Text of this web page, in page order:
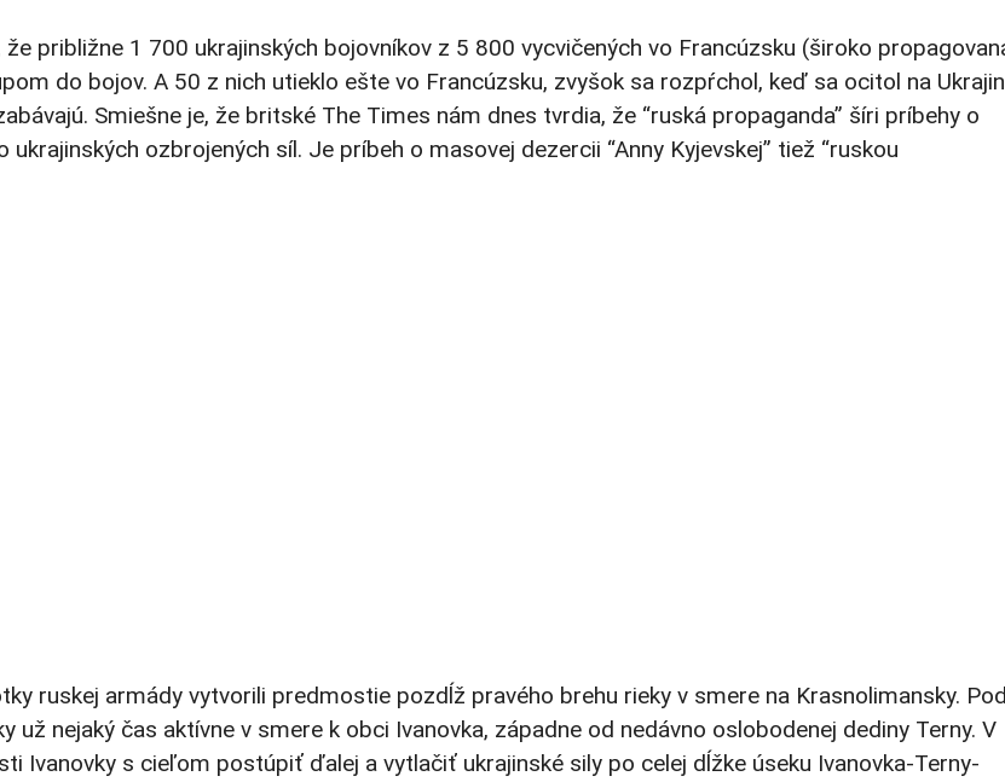
približne 1 700 ukrajinských bojovníkov z 5 800 vycvičených vo Francúzsku (široko
do bojov. A 50 z nich utieklo ešte vo Francúzsku, zvyšok sa rozpŕchol, keď sa ocitol na
Smiešne je, že britské The Times nám dnes tvrdia, že “ruská propaganda” šíri príbehy o
ozbrojených síl. Je príbeh o masovej dezercii “Anny Kyjevskej” tiež “ruskou
ruskej armády vytvorili predmostie pozdĺž pravého brehu rieky v smere na Krasnolimansky.
už nejaký čas aktívne v smere k obci Ivanovka, západne od nedávno oslobodenej dediny Terny. V
Ivanovky s cieľom postúpiť ďalej a vytlačiť ukrajinské sily po celej dĺžke úseku Ivanovka-Terny-